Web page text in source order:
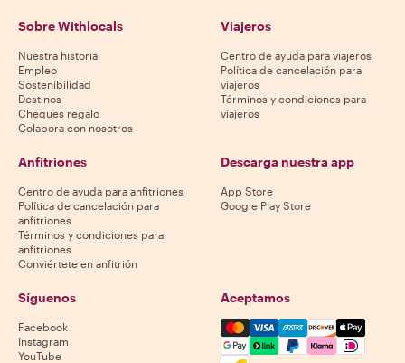
Sobre Withlocals
Nuestra historia
Empleo
Sostenibilidad
Destinos
Cheques regalo
Colabora con nosotros
Viajeros
Centro de ayuda para viajeros
Política de cancelación para
viajeros
Términos y condiciones para
viajeros
Anfitriones
Centro de ayuda para anfitriones
Política de cancelación para
anfitriones
Términos y condiciones para
anfitriones
Conviértete en anfitrión
Descarga nuestra app
App Store
Google Play Store
Síguenos
Facebook
Instagram
YouTube
Aceptamos
Mastercard, Visa, Amex,